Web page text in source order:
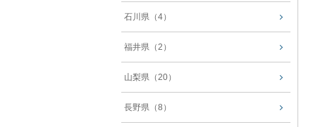
石川県（4）
福井県（2）
山梨県（20）
長野県（8）